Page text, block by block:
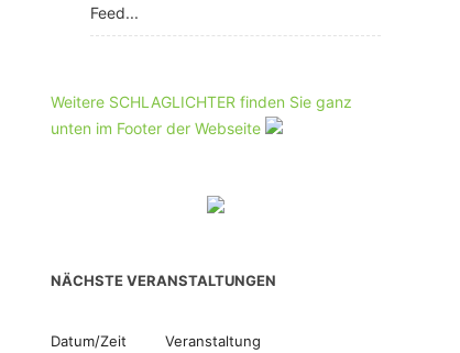
Feed...
Weitere SCHLAGLICHTER finden Sie ganz
unten im Footer der Webseite
NÄCHSTE VERANSTALTUNGEN
Datum/Zeit Veranstaltung